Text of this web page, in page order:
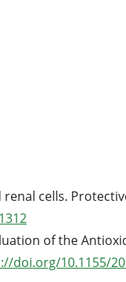
renal cells.
of the
doi.org/10.1155/